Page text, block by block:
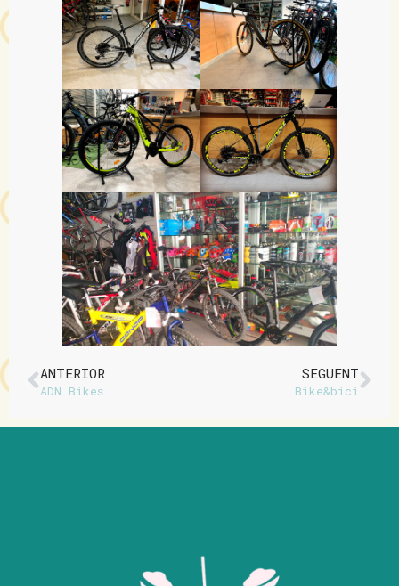
ANTERIOR
ADN Bikes
SEGUENT
Bike&bici